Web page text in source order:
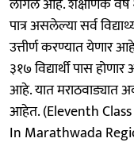
पात्र असलेल्या सर्व
उत्तीर्ण करण्यात येणार
३१७ विद्यार्थी पास
आहे. यात मराठवाड्यात
आहेत. (Eleventh
In Marathwada